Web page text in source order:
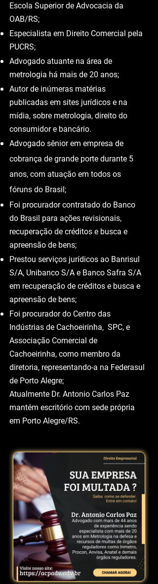
Pós Graduado em Direito Processual
Civil pela Escola Osvaldo Vergara de
Pós Graduação em Direito, atual
Escola Superior de Advocacia da
OAB/RS;
Especialista em Direito Comercial pela
PUCRS;
Advogado atuante na área de
metrologia há mais de 20 anos;
Autor de inúmeras matérias
publicadas em sites jurídicos e na
mídia, sobre metrologia, direito do
consumidor e bancário.
Advogado sênior em empresa de
cobrança de grande porte durante 5
anos, com atuação em todos os
fóruns do Brasil;
Foi procurador contratado do Banco
do Brasil para ações revisionais,
recuperação de créditos e busca e
apreensão de bens;
Prestou serviços jurídicos ao Banrisul
S/A, Unibanco S/A e Banco Safra S/A
em recuperação de créditos e busca e
apreensão de bens;
Foi procurador do Centro das
Indústrias de Cachoeirinha, SPC, e
Associação Comercial de
Cachoeirinha, como membro da
diretoria, representando-a na Federasul
de Porto Alegre;
mantém escritório com sede própria
em Porto Alegre/RS.